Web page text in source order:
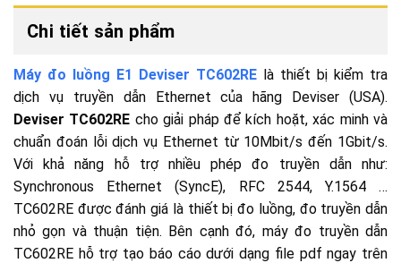
Chi tiết sản phẩm
Máy đo luồng E1 Deviser TC602RE là thiết bị kiểm tra
dịch vụ truyền dẫn Ethernet của hãng Deviser (USA).
Deviser TC602RE cho giải pháp để kích hoặt, xác minh và
chuẩn đoán lỗi dịch vụ Ethernet từ 10Mbit/s đến 1Gbit/s.
Với khả năng hỗ trợ nhiều phép đo truyền dẫn như:
Synchronous Ethernet (SyncE), RFC 2544, Y.1564 …
TC602RE được đánh giá là thiết bị đo luồng, đo truyền dẫn
nhỏ gọn và thuận tiện. Bên cạnh đó, máy đo truyền dẫn
TC602RE hỗ trợ tạo báo cáo dưới dạng file pdf ngay trên